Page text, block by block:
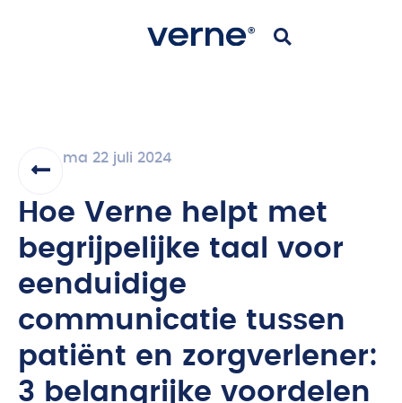
ma 22 juli 2024
Hoe Verne helpt met
begrijpelijke taal voor
eenduidige
communicatie tussen
patiënt en zorgverlener:
3 belangrijke voordelen